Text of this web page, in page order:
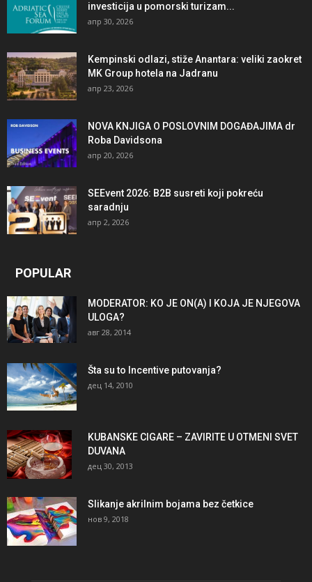
investicija u pomorski turizam...
апр 30, 2026
Kempinski odlazi, stiže Anantara: veliki zaokret
MK Group hotela na Jadranu
апр 23, 2026
NOVA KNJIGA O POSLOVNIM DOGAĐAJIMA dr
Roba Davidsona
апр 20, 2026
SEEvent 2026: B2B susreti koji pokreću
saradnju
апр 2, 2026
POPULAR
MODERATOR: KO JE ON(A) I KOJA JE NJEGOVA
ULOGA?
авг 28, 2014
Šta su to Incentive putovanja?
дец 14, 2010
KUBANSKE CIGARE – ZAVIRITE U OTMENI SVET
DUVANA
дец 30, 2013
Slikanje akrilnim bojama bez četkice
нов 9, 2018